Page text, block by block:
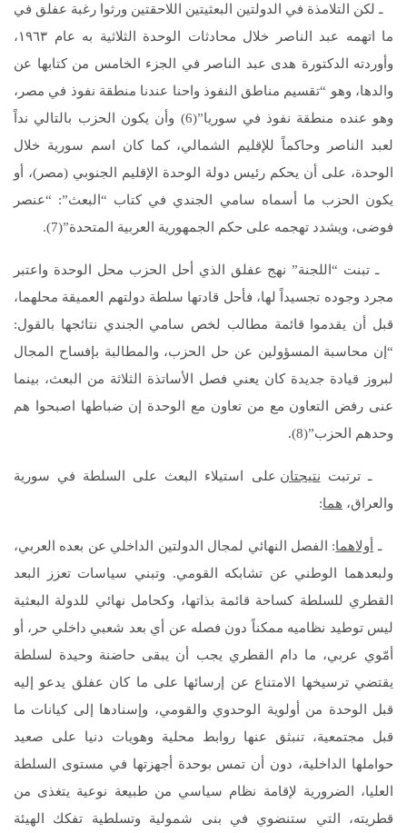
ـ لكن التلامذة في الدولتين البعثيتين اللاحقتين ورثوا رغبة عفلق في
ما اتهمه عبد الناصر خلال محادثات الوحدة الثلاثية به عام ١٩٦٣،
وأوردته الدكتورة هدى عبد الناصر في الجزء الخامس من كتابها عن
والدها، وهو “تقسيم مناطق النفوذ واحنا عندنا منطقة نفوذ في مصر،
وهو عنده منطقة نفوذ في سوريا”(6) وأن يكون الحزب بالتالي نداً
لعبد الناصر وحاكماً للإقليم الشمالي، كما كان اسم سورية خلال
الوحدة، على أن يحكم رئيس دولة الوحدة الإقليم الجنوبي (مصر)، أو
يكون الحزب ما أسماه سامي الجندي في كتاب “البعث”: “عنصر
فوضى، ويشدد تهجمه على حكم الجمهورية العربية المتحدة”(7).
ـ تبنت “اللجنة” نهج عفلق الذي أحل الحزب محل الوحدة واعتبر
مجرد وجوده تجسيداً لها، فأحل قادتها سلطة دولتهم العميقة محلهما،
قبل أن يقدموا قائمة مطالب لخص سامي الجندي نتائجها بالقول:
“إن محاسبة المسؤولين عن حل الحزب، والمطالبة بإفساح المجال
لبروز قيادة جديدة كان يعني فصل الأساتذة الثلاثة من البعث، بينما
عنى رفض التعاون مع من تعاون مع الوحدة إن ضباطها اصبحوا هم
وحدهم الحزب”(8).
ـ ترتبت نتيجتان على استيلاء البعث على السلطة في سورية
والعراق، هما:
ـ أولاهما: الفصل النهائي لمجال الدولتين الداخلي عن بعده العربي،
ولبعدهما الوطني عن تشابكه القومي. وتبني سياسات تعزز البعد
القطري للسلطة كساحة قائمة بذاتها، وكحامل نهائي للدولة البعثية
ليس توطيد نظاميه ممكناً دون فصله عن أي بعد شعبي داخلي حر، أو
أمّوي عربي، ما دام القطري يجب أن يبقى حاضنة وحيدة لسلطة
يقتضي ترسيخها الامتناع عن إرسائها على ما كان عفلق يدعو إليه
قبل الوحدة من أولوية الوحدوي والقومي، وإسنادها إلى كيانات ما
قبل مجتمعية، تنبثق عنها روابط محلية وهويات دنيا على صعيد
حواملها الداخلية، دون أن تمس بوحدة أجهزتها في مستوى السلطة
العليا، الضرورية لإقامة نظام سياسي من طبيعة نوعية يتغذى من
قطريته، التي ستنضوي في بنى شمولية وتسلطية تفكك الهيئة